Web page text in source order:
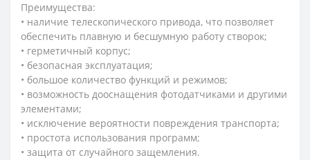
Преимущества:
• наличие телескопического привода, что позволяет
обеспечить плавную и бесшумную работу створок;
• герметичный корпус;
• безопасная эксплуатация;
• большое количество функций и режимов;
• возможность дооснащения фотодатчиками и другими
элементами;
• исключение вероятности повреждения транспорта;
• простота использования программ;
• защита от случайного защемления.